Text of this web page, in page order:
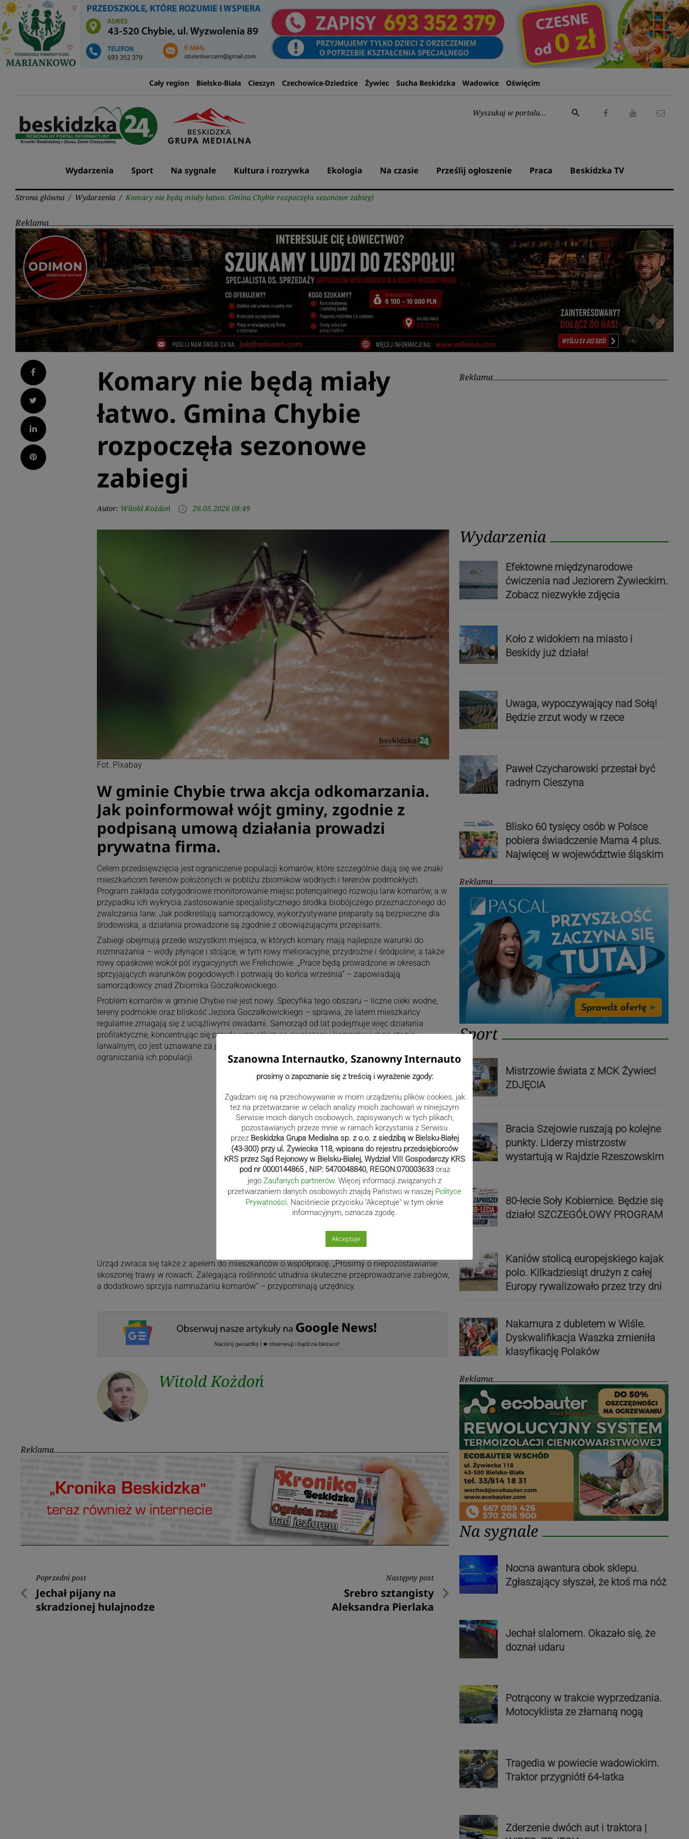
Przejdź
do
treści
Cały region Bielsko-Biała Cieszyn Czechowice-Dziedzice Żywiec Sucha Beskidzka Wadowice Oświęcim
Wyszukaj:
search
Wydarzenia Sport Na sygnale Kultura i rozrywka Ekologia Na czasie Prześlij ogłoszenie Praca Beskidzka TV
Strona główna / Wydarzenia / Komary nie będą miały łatwo. Gmina Chybie rozpoczęła sezonowe zabiegi
Reklama
Facebook
Twitter
LinkedIn
Pinterest
Komary nie będą miały
łatwo. Gmina Chybie
rozpoczęła sezonowe
zabiegi
Autor: Witold Kożdoń access_time 26.05.2026 08:49
Fot. Pixabay
W gminie Chybie trwa akcja odkomarzania.
Jak poinformował wójt gminy, zgodnie z
podpisaną umową działania prowadzi
prywatna firma.
Celem przedsięwzięcia jest ograniczenie populacji komarów, które szczególnie dają się we znaki
mieszkańcom terenów położonych w pobliżu zbiorników wodnych i terenów podmokłych.
Program zakłada cotygodniowe monitorowanie miejsc potencjalnego rozwoju larw komarów, a w
przypadku ich wykrycia zastosowanie specjalistycznego środka biobójczego przeznaczonego do
zwalczania larw. Jak podkreślają samorządowcy, wykorzystywane preparaty są bezpieczne dla
środowiska, a działania prowadzone są zgodnie z obowiązującymi przepisami.
Zabiegi obejmują przede wszystkim miejsca, w których komary mają najlepsze warunki do
rozmnażania – wody płynące i stojące, w tym rowy melioracyjne, przydrożne i śródpolne, a także
rowy opaskowe wokół pól irygacyjnych we Frelichowie. „Prace będą prowadzone w okresach
sprzyjających warunków pogodowych i potrwają do końca września” – zapowiadają
samorządowcy znad Zbiornika Goczałkowickiego.
Problem komarów w gminie Chybie nie jest nowy. Specyfika tego obszaru – liczne cieki wodne,
tereny podmokłe oraz bliskość Jeziora Goczałkowickiego – sprawia, że latem mieszkańcy
regularnie zmagają się z uciążliwymi owadami. Samorząd od lat podejmuje więc działania
profilaktyczne, koncentrując się przede wszystkim na zwalczaniu komarów już na etapie
larwalnym, co jest uznawane za jedną z najbardziej skutecznych i najmniej inwazyjnych metod
ograniczania ich populacji.
Urząd zwraca się także z apelem do mieszkańców o współpracę. „Prosimy o niepozostawianie
skoszonej trawy w rowach. Zalegająca roślinność utrudnia skuteczne przeprowadzanie zabiegów,
a dodatkowo sprzyja namnażaniu komarów” – przypominają urzędnicy.
Witold Kożdoń
Reklama
Nawigacja
wpisu
Poprzedni post
Poprzedni
post
Jechał pijany na
skradzionej hulajnodze
Następny post
Następny
post
Srebro sztangisty
Aleksandra Pierlaka
Reklama
Wydarzenia
Efektowne międzynarodowe
ćwiczenia nad Jeziorem Żywieckim.
Zobacz niezwykłe zdjęcia
Koło z widokiem na miasto i
Beskidy już działa!
Uwaga, wypoczywający nad Sołą!
Będzie zrzut wody w rzece
Paweł Czycharowski przestał być
radnym Cieszyna
Blisko 60 tysięcy osób w Polsce
pobiera świadczenie Mama 4 plus.
Najwięcej w województwie śląskim
Reklama
Sport
Mistrzowie świata z MCK Żywiec!
ZDJĘCIA
Bracia Szejowie ruszają po kolejne
punkty. Liderzy mistrzostw
wystartują w Rajdzie Rzeszowskim
80-lecie Soły Kobiernice. Będzie się
działo! SZCZEGÓŁOWY PROGRAM
Kaniów stolicą europejskiego kajak
polo. Kilkadziesiąt drużyn z całej
Europy rywalizowało przez trzy dni
Nakamura z dubletem w Wiśle.
Dyskwalifikacja Waszka zmieniła
klasyfikację Polaków
Reklama
Na sygnale
Nocna awantura obok sklepu.
Zgłaszający słyszał, że ktoś ma nóż
Jechał slalomem. Okazało się, że
doznał udaru
Potrącony w trakcie wyprzedzania.
Motocyklista ze złamaną nogą
Tragedia w powiecie wadowickim.
Traktor przygniótł 64-latka
Zderzenie dwóch aut i traktora |
Szanowna Internautko, Szanowny Internauto
prosimy o zapoznanie się z treścią i wyrażenie zgody:
Zgadzam się na przechowywanie w moim urządzeniu plików cookies, jak
też na przetwarzanie w celach analizy moich zachowań w niniejszym
Serwisie moich danych osobowych, zapisywanych w tych plikach,
pozostawianych przeze mnie w ramach korzystania z Serwisu
przez Beskidzka Grupa Medialna sp. z o.o. z siedzibą w Bielsku-Białej
(43-300) przy ul. Żywiecka 118, wpisana do rejestru przedsiębiorców
KRS przez Sąd Rejonowy w Bielsku-Białej, Wydział VIII Gospodarczy KRS
pod nr 0000144865 , NIP: 5470048840, REGON:070003633 oraz
jego Zaufanych partnerów. Więcej informacji związanych z
przetwarzaniem danych osobowych znajdą Państwo w naszej Polityce
Prywatności . Naciśniecie przycisku "Akceptuje" w tym oknie
informacyjnym, oznacza zgodę.
Akceptuje